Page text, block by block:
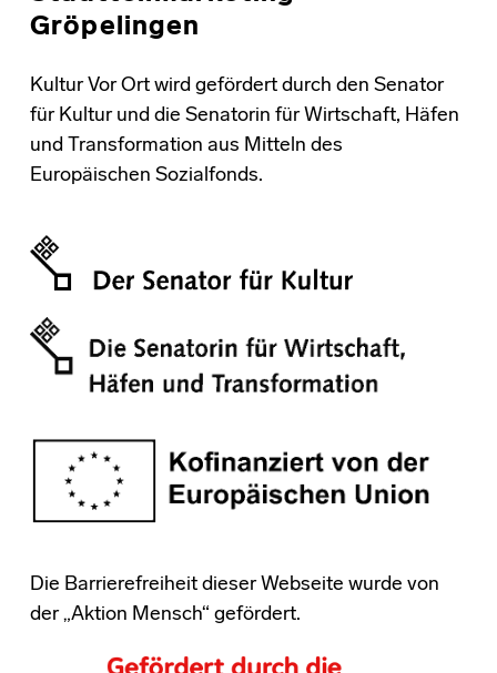
Gröpelingen
Kultur Vor Ort wird gefördert durch den Senator
für Kultur und die Senatorin für Wirtschaft, Häfen
und Transformation aus Mitteln des
Europäischen Sozialfonds.
Die Barrierefreiheit dieser Webseite wurde von
der „Aktion Mensch“ gefördert.